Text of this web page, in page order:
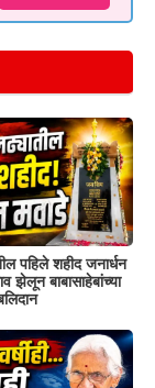
पहिले शहीद जनार्धन
झेलून बाबासाहेबांच्या